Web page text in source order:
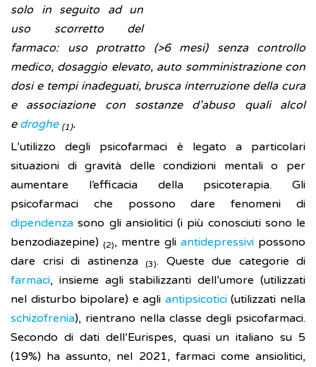
solo in seguito ad un
uso scorretto del
farmaco: uso protratto (>6 mesi) senza controllo
medico, dosaggio elevato, auto somministrazione con
dosi e tempi inadeguati, brusca interruzione della cura
e associazione con sostanze d’abuso quali alcol
e droghe (1).
L’utilizzo degli psicofarmaci è legato a particolari
situazioni di gravità delle condizioni mentali o per
aumentare l’efficacia della psicoterapia. Gli
psicofarmaci che possono dare fenomeni di
dipendenzasono gli ansiolitici (i più conosciuti sono le
benzodiazepine) (2), mentre gli antidepressivi possono
dare crisi di astinenza
(3). Queste due categorie di
farmaci, insieme agli stabilizzanti dell’umore (utilizzati
nel disturbo bipolare) e agli antipsicotici(utilizzati nella
schizofrenia), rientrano nella classe degli psicofarmaci.
Secondo di dati dell’Eurispes, quasi un italiano su 5
(19%) ha assunto, nel 2021, farmaci come ansiolitici,